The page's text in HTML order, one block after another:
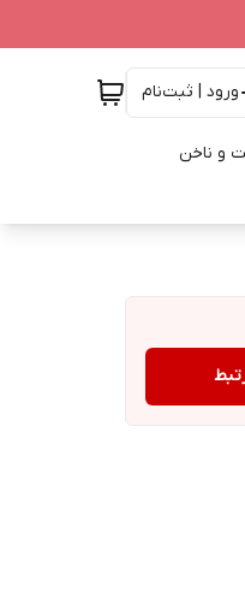
ورود | ثبت‌نام
و ناخن